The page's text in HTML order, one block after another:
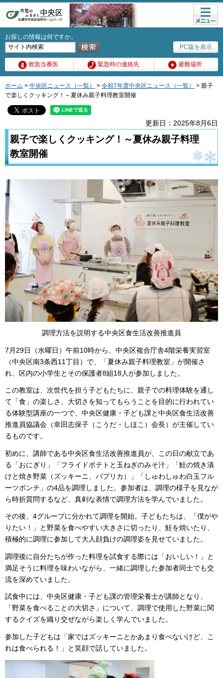
PC版を表示
お探しの情報は何ですか。
救急当番医 緊急時の連絡先 避難場所
メニュ
ー
ホーム > 中央区ニュース（一覧） > 令和7年度中央区ニュース（一覧）
> 親子
で楽しくクッキング！～夏休み親子料理教室開催
更新日：2025年8月6日
親子で楽しくクッキング！～夏休み親子料理
教室開催
調理方法を説明する中央区食生活改善推進員
7月29日（水曜日）午前10時から、中央区複合庁舎4階栄養実習室
（中央区南3条西11丁目）で、「夏休み親子料理教室」が開催さ
れ、区内の小学生とその保護者8組18人が参加しました。
この教室は、次世代を担う子どもたちに、親子での料理体験を通し
て「食」の楽しさ、大切さを知ってもらうことを目的に行われてい
る体験型講座の一つで、中央区健康・子ども課と中央区食生活改善
推進員協議会（幸田志保子（こうだ・しほこ）会長）が主催してい
るものです。
初めに、講師である中央区食生活改善推進員が、この日の献立であ
る「おにぎり」「フライドポテトと玉ねぎのみそ汁」「鮭の焼き漬
けと焼き野菜（ズッキーニ、パプリカ）」「しゅわしゅわ白玉フル
ーツポンチ」の4品を調理しました。参加者は、調理の様子を見なが
ら時折質問するなど、真剣な表情で調理方法を学んでいました。
その後、4グループに分かれて調理を開始。子どもたちは、「僕がや
りたい！」と野菜を食べやすい大きさに切ったり、鮭を焼いたり、
積極的に調理に参加して大人顔負けの調理姿を見せていました。
調理後に自分たちが作った料理を試食する際には「おいしい！」と
満足そうに料理を味わいながら、一緒に調理した参加者同士でも交
流を深めていました。
試食中には、中央区健康・子ども課の管理栄養士が講師となり、
「野菜を食べることの大切さ」について、調理で使用した野菜に関
するクイズを織り交ぜながら楽しく学んでいました。
参加した子どもは「家ではズッキーニとかあまり食べないけど、こ
れは食べられる！」と笑顔で話していました。